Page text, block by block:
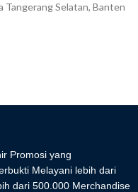
Tangerang Selatan, Banten
Promosi yang
Melayani lebih dari
dari 500.000 Merchandise